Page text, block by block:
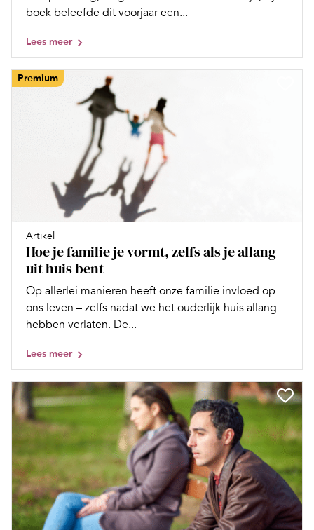
boek beleefde dit voorjaar een...
Lees meer
Premium
Artikel
Hoe je familie je vormt, zelfs als je allang
uit huis bent
Op allerlei manieren heeft onze familie invloed op
ons leven – zelfs nadat we het ouderlijk huis allang
hebben verlaten. De...
Lees meer